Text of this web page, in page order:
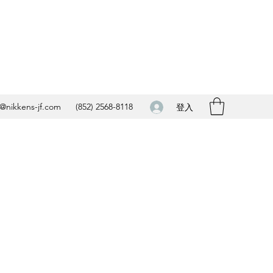
jf.com (852) 2568-8118 登入